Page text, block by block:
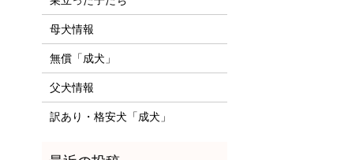
母犬情報
無償「成犬」
父犬情報
訳あり・格安犬「成犬」